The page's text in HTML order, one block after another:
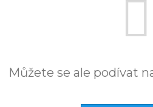
Můžete se ale podívat